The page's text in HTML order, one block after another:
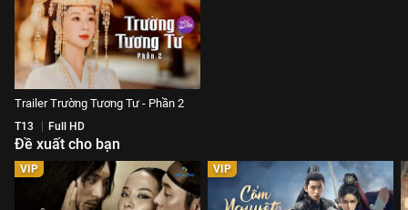
Trailer Trường Tương Tư - Phần 2
T13 Full HD
Đề xuất cho bạn
VIP VIP